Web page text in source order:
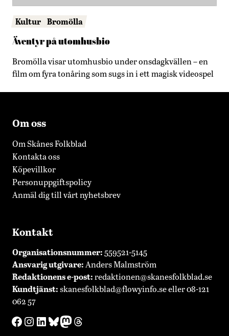
Kultur Bromölla
Äventyr på utomhusbio
Bromölla visar utomhusbio under onsdagkvällen – en
film om fyra tonåring som sugs in i ett magisk videospel
Om oss
Om Skånes Folkblad
Kontakta oss
Köpevillkor
Personuppgiftspolicy
Anmäl dig till vårt nyhetsbrev
Kontakt
Organisationsnummer: 559521-5145
Ansvarig utgivare: Anders Malmström
Redaktionense-post:redaktionen@skanesfolkblad.se
Kundtjänst:skanesfolkblad@flowyinfo.seeller 08-121
062 57
Facebook
Instagram
LinkedIn
Bluesky
Mastodon
Threads